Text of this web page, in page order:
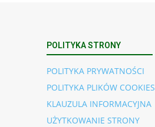
POLITYKA STRONY
POLITYKA PRYWATNOŚCI
POLITYKA PLIKÓW COOKIES
KLAUZULA INFORMACYJNA
UŻYTKOWANIE STRONY